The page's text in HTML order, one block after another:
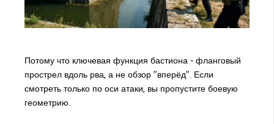
Потому что ключевая функция бастиона - фланговый
прострел вдоль рва, а не обзор "вперёд". Если
смотреть только по оси атаки, вы пропустите боевую
геометрию.